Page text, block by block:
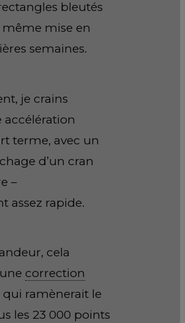
bleutés
même mise en
semaines.
je crains
accélération
terme, avec un
d’un cran
–
assez rapide.
cela
correction
qui ramènerait le
les 23 000 points